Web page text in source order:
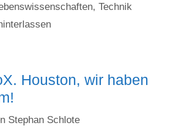
,Technik
Houston, wir haben
Stephan Schlote